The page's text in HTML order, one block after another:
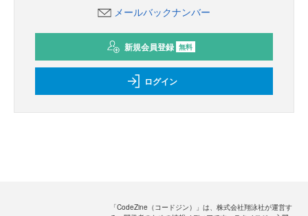
メールバックナンバー
新規会員登録 無料
ログイン
「CodeZine（コードジン）」は、株式会社翔泳社が運営す